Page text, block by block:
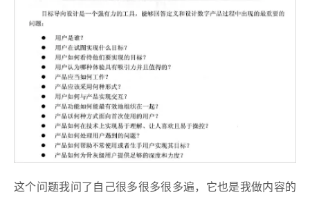
这个问题我问了自己很多很多很多遍，它也是我做内容的